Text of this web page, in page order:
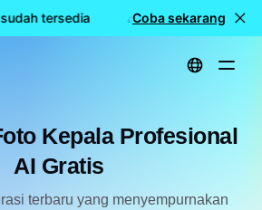
tersedia 🎉 Model baru LIVE:
Coba sekarang
Foto Profesional AI Gratis
Kepala Profesional
AI Gratis
terbaru yang menyempurnakan